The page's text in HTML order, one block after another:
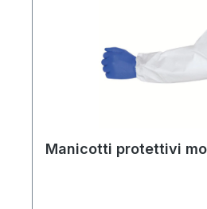
Manicotti protettivi